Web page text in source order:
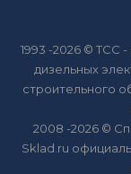
1993 -2026 © ТСС
дизельных
строительного
2008 -2026 ©
Sklad.ru